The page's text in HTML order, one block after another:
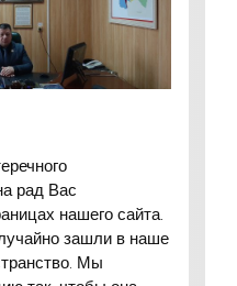
рад Вас
нашего сайта.
зашли в наше
Мы